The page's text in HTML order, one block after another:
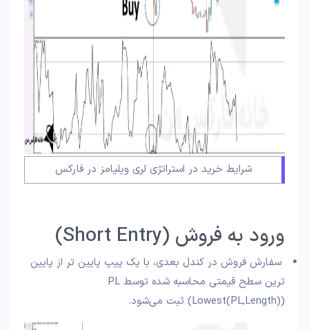
شرایط خرید در استراتژی لری ویلیامز در فارکس
ورود به فروش (Short Entry)
سفارش فروش در کندل بعدی، با یک پیپ پایین‌ تر از پایین‌
ترین سطح قیمتی محاسبه شده توسط PL
(Lowest(PL,Length)) ثبت می‌شود.